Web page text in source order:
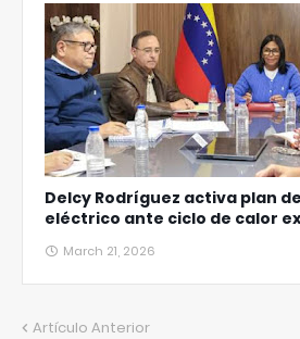
Delcy Rodríguez activa plan
eléctrico ante ciclo de calor
March 21, 2026
Artículo Anterior